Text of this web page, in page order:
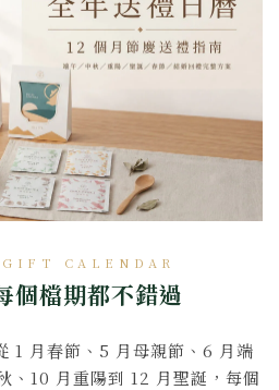
CALENDAR
個檔期都不錯過
1 月春節、5 月母親節、6 月端
、10 月重陽到 12 月聖誕，每個